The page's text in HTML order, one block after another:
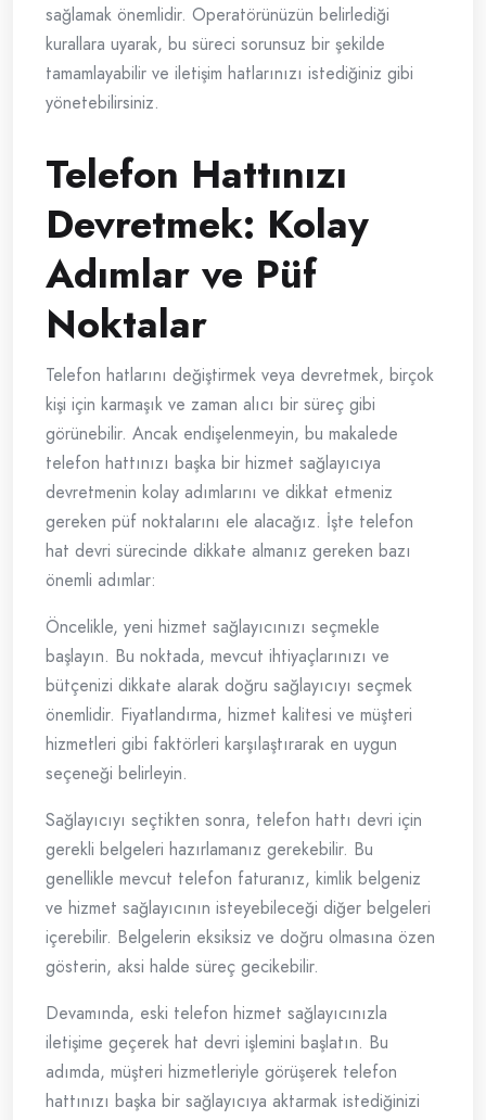
sağlamak önemlidir. Operatörünüzün belirlediği
kurallara uyarak, bu süreci sorunsuz bir şekilde
tamamlayabilir ve iletişim hatlarınızı istediğiniz gibi
yönetebilirsiniz.
Telefon Hattınızı
Devretmek: Kolay
Adımlar ve Püf
Noktalar
Telefon hatlarını değiştirmek veya devretmek, birçok
kişi için karmaşık ve zaman alıcı bir süreç gibi
görünebilir. Ancak endişelenmeyin, bu makalede
telefon hattınızı başka bir hizmet sağlayıcıya
devretmenin kolay adımlarını ve dikkat etmeniz
gereken püf noktalarını ele alacağız. İşte telefon
hat devri sürecinde dikkate almanız gereken bazı
önemli adımlar:
Öncelikle, yeni hizmet sağlayıcınızı seçmekle
başlayın. Bu noktada, mevcut ihtiyaçlarınızı ve
bütçenizi dikkate alarak doğru sağlayıcıyı seçmek
önemlidir. Fiyatlandırma, hizmet kalitesi ve müşteri
hizmetleri gibi faktörleri karşılaştırarak en uygun
seçeneği belirleyin.
Sağlayıcıyı seçtikten sonra, telefon hattı devri için
gerekli belgeleri hazırlamanız gerekebilir. Bu
genellikle mevcut telefon faturanız, kimlik belgeniz
ve hizmet sağlayıcının isteyebileceği diğer belgeleri
içerebilir. Belgelerin eksiksiz ve doğru olmasına özen
gösterin, aksi halde süreç gecikebilir.
Devamında, eski telefon hizmet sağlayıcınızla
iletişime geçerek hat devri işlemini başlatın. Bu
adımda, müşteri hizmetleriyle görüşerek telefon
hattınızı başka bir sağlayıcıya aktarmak istediğinizi